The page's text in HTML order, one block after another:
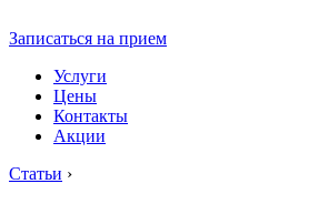
Записаться на прием
Услуги
Цены
Контакты
Акции
Статьи ›